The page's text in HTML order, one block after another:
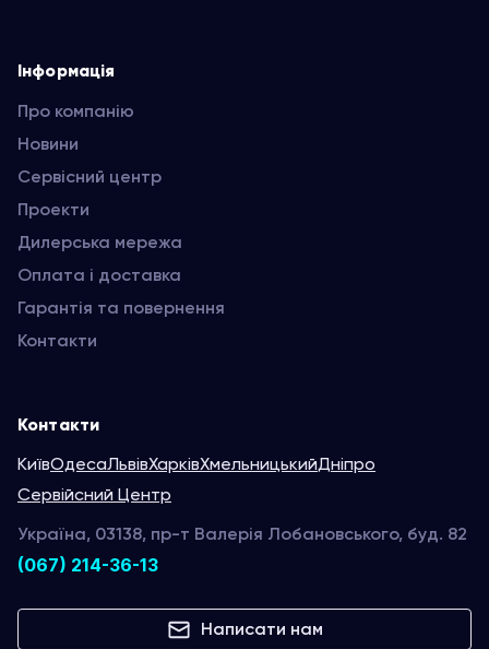
Інформація
Про компанію
Новини
Сервісний центр
Проекти
Дилерська мережа
Оплата і доставка
Гарантія та повернення
Контакти
Контакти
КиївОдесаЛьвівХарківХмельницькийДніпро
Сервійсний Центр
Україна, 03138, пр-т Валерія Лобановського, буд. 82
(067) 214-36-13
Написати нам